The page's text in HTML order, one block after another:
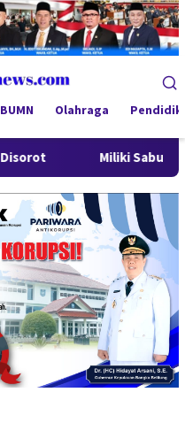
BUMN Olahraga
Miliki Sabu 50 Gram, IRT di